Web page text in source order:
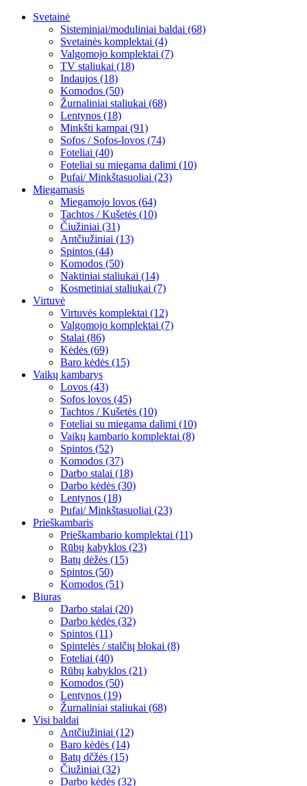
Svetainė
Sisteminiai/moduliniai baldai (68)
Svetainės komplektai (4)
Valgomojo komplektai (7)
TV staliukai (18)
Indaujos (18)
Komodos (50)
Žurnaliniai staliukai (68)
Lentynos (18)
Minkšti kampai (91)
Sofos / Sofos-lovos (74)
Foteliai (40)
Foteliai su miegama dalimi (10)
Pufai/ Minkštasuoliai (23)
Miegamasis
Miegamojo lovos (64)
Tachtos / Kušetės (10)
Čiužiniai (31)
Antčiužiniai (13)
Spintos (44)
Komodos (50)
Naktiniai staliukai (14)
Kosmetiniai staliukai (7)
Virtuvė
Virtuvės komplektai (12)
Valgomojo komplektai (7)
Stalai (86)
Kėdės (69)
Baro kėdės (15)
Vaikų kambarys
Lovos (43)
Sofos lovos (45)
Tachtos / Kušetės (10)
Foteliai su miegama dalimi (10)
Vaikų kambario komplektai (8)
Spintos (52)
Komodos (37)
Darbo stalai (18)
Darbo kėdės (30)
Lentynos (18)
Pufai/ Minkštasuoliai (23)
Prieškambaris
Prieškambario komplektai (11)
Rūbų kabyklos (23)
Batų dėžės (15)
Spintos (50)
Komodos (51)
Biuras
Darbo stalai (20)
Darbo kėdės (32)
Spintos (11)
Spintelės / stalčių blokai (8)
Foteliai (40)
Rūbų kabyklos (21)
Komodos (50)
Lentynos (19)
Žurnaliniai staliukai (68)
Visi baldai
Antčiužiniai (12)
Baro kėdės (14)
Batų dčžės (15)
Čiužiniai (32)
Darbo kėdės (32)